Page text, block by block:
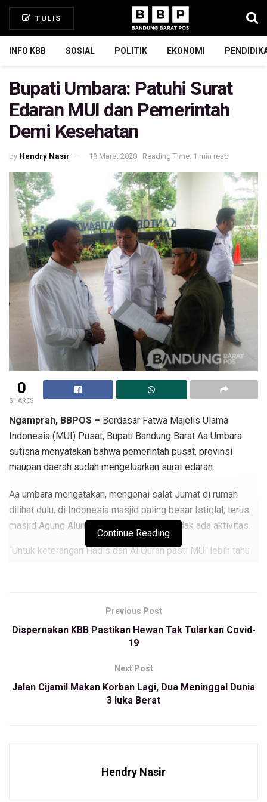
TULIS
INFO KBB SOSIAL POLITIK EKONOMI
Bupati Umbara: Patuhi Surat
Edaran MUI dan Pemerintah
Demi Kesehatan
by Hendry Nasir 18 Maret 2020 Reading Time: 1 min read
0
SHARES
Ngamprah, BBPOS – Berdasar Fatwa Majelis Ulama
Indonesia (MUI) Pusat, Bupati Bandung Barat Aa Umbara
sutisna menyatakan bahwa pemerintah pusat, provinsi
maupan daerah sudah mengeluarkan surat edaran.
Aa umbara mengatakan, mengenai salat Jumat di rumah
dilihat dulu, di Indonesia masjid paling besar Istiqlal, terus
masjid Agung Alun-alun Bandung sudah tidak ada aktivitas.
“Untuk keterangan Hadis dan Al Quran pasti MUI lebih tahu
surat edaran kepada seluruh stackholder terkait antisipasi
banyak, karena itu sangat cepat sekali untuk penularannya.
“Kita kemarin masih salat dhuha berjamaah, nah untuk
banyak massa juga terpaksa dibatalkan mendadak.
Continue Reading
Previous Post
Dispernakan KBB Pastikan Hewan Tak Tularkan Covid-
19
Next Post
Jalan Cijamil Makan Korban Lagi, Dua Meninggal Dunia
3 luka Berat
Hendry Nasir